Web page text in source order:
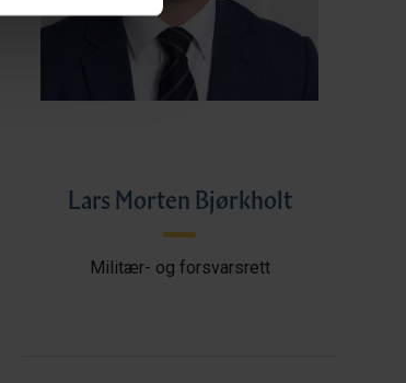
Lars Morten Bjørkholt
Militær- og forsvarsrett